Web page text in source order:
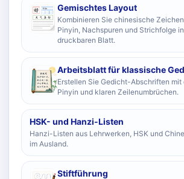
Gemischtes Layout
Kombinieren Sie chinesische
Pinyin, Nachspuren und Strichfolge
druckbaren Blatt.
Arbeitsblatt für klassische
Erstellen Sie Gedicht-Abschriften mit
Pinyin und klaren Zeilenumbrüchen.
HSK- und Hanzi-Listen
Hanzi-Listen aus Lehrwerken, HSK und
im Ausland.
Stiftführung